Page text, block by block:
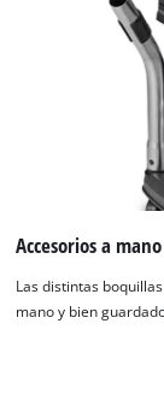
Accesorios a mano
Las distintas
mano y bien